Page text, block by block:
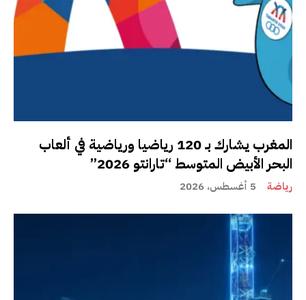
المغرب يشارك بـ 120 رياضيا ورياضية في ألعاب
البحر الأبيض المتوسط “تارانتو 2026”
رياضة 5 أغسطس، 2026